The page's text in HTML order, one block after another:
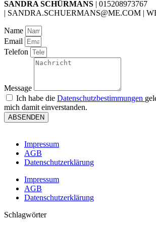
SANDRA SCHÜRMANS | 015208973767
| SANDRA.SCHUERMANS@ME.COM |
Name
Email
Telefon
Message
Ich habe die Datenschutzbestimmungen
mich damit einverstanden.
ABSENDEN
Impressum
AGB
Datenschutzerklärung
Impressum
AGB
Datenschutzerklärung
Schlagwörter